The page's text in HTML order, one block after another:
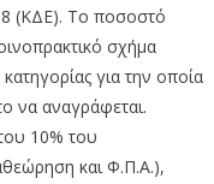
(ΚΔΕ). Το ποσοστό
σχήμα
για την οποία
να αναγράφεται.
10% του
και Φ.Π.Α.),